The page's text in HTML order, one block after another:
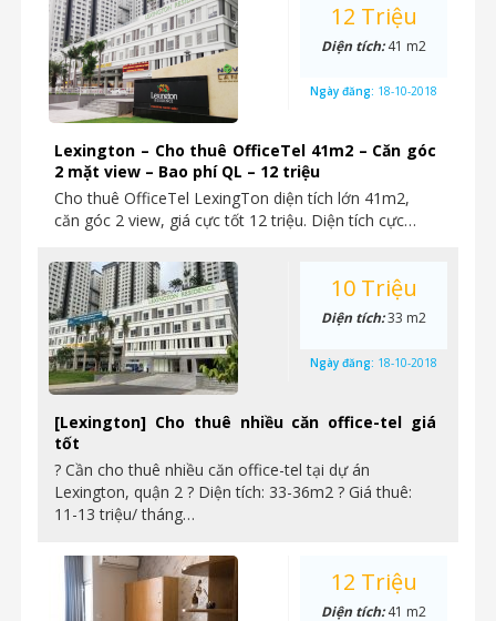
Lexington – Cho thuê OfficeTel 41m2 – Căn góc
2 mặt view – Bao phí QL – 12 triệu
Cho thuê OfficeTel LexingTon diện tích lớn 41m2,
căn góc 2 view, giá cực tốt 12 triệu. Diện tích cực…
12 Triệu
Diện tích:41 m2
Ngày đăng: 18-10-2018
[Lexington] Cho thuê nhiều căn office-tel giá
tốt
? Cần cho thuê nhiều căn office-tel tại dự án
Lexington, quận 2 ? Diện tích: 33-36m2 ? Giá thuê:
11-13 triệu/ tháng…
10 Triệu
Diện tích:33 m2
Ngày đăng: 18-10-2018
12 Triệu
Diện tích:41 m2